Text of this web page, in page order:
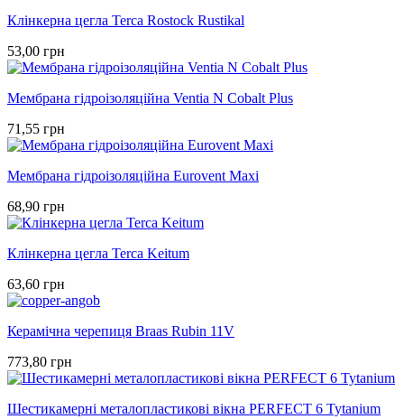
Клінкерна цегла Terca Rostock Rustikal
53,00 грн
Мембрана гідроізоляційна Ventia N Cobalt Plus
71,55 грн
Мембрана гідроізоляційна Eurovent Maxi
68,90 грн
Клінкерна цегла Terca Keitum
63,60 грн
Керамічна черепиця Braas Rubin 11V
773,80 грн
Шестикамерні металопластикові вікна PERFECT 6 Tytanium